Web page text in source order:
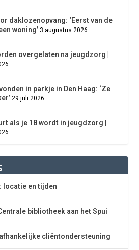
daklozenopvang: ‘Eerst van de
woning’ 3 augustus 2026
overgelaten na jeugdzorg |
in parkje in Den Haag: ‘Ze
29 juli 2026
als je 18 wordt in jeugdzorg |
locatie en tijden
bibliotheek aan het Spui
cliëntondersteuning